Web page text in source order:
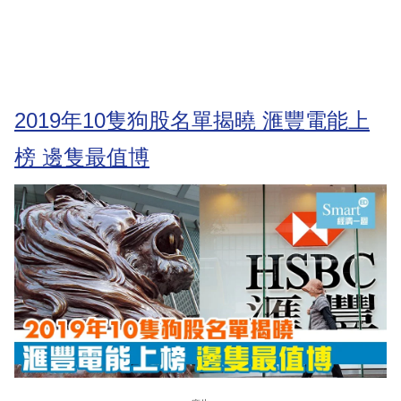
2019年10隻狗股名單揭曉 滙豐電能上
榜 邊隻最值博